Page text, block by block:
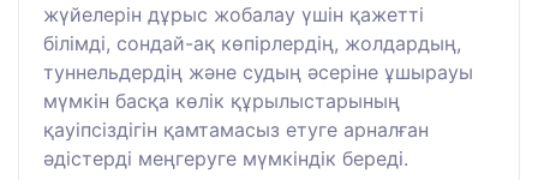
жүйелерін дұрыс жобалау үшін қажетті
білімді, сондай-ақ көпірлердің, жолдардың,
туннельдердің және судың әсеріне ұшырауы
мүмкін басқа көлік құрылыстарының
қауіпсіздігін қамтамасыз етуге арналған
әдістерді меңгеруге мүмкіндік береді.